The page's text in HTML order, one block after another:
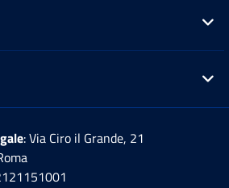
: Via Ciro il Grande, 21